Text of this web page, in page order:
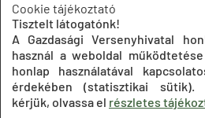
Cookie tájékoztató
Tisztelt látogatónk!
A Gazdasági Versenyhivatal
használ a weboldal
honlap használatával
érdekében (statisztikai sütik).
kérjük, olvassa el részletes